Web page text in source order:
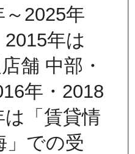
2025年
2015年は
舗 中部・
年・2018
「賃貸情
」での受